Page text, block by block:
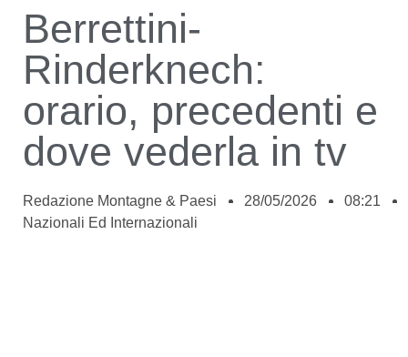
Berrettini-
Rinderknech:
orario, precedenti e
dove vederla in tv
Redazione Montagne & Paesi 28/05/2026
08:21
Nazionali Ed Internazionali